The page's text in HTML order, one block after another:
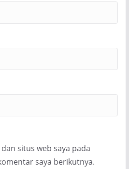
situs web saya pada
saya berikutnya.